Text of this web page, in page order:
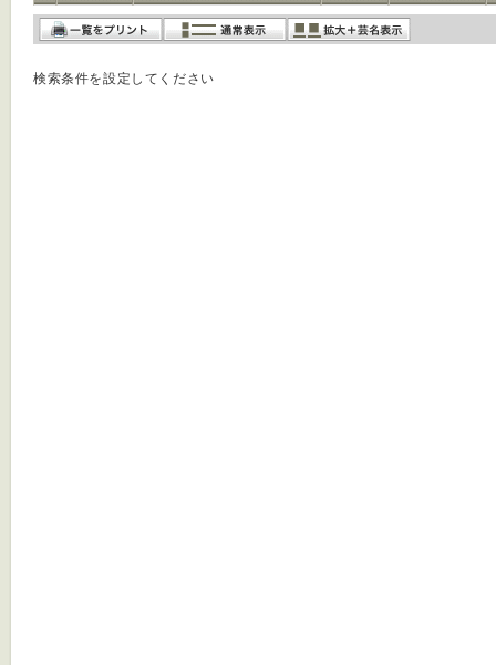
検索条件を設定してください